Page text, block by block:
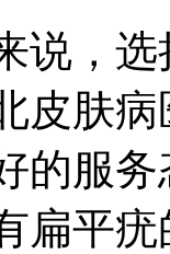
说，
皮肤
的服
扁平